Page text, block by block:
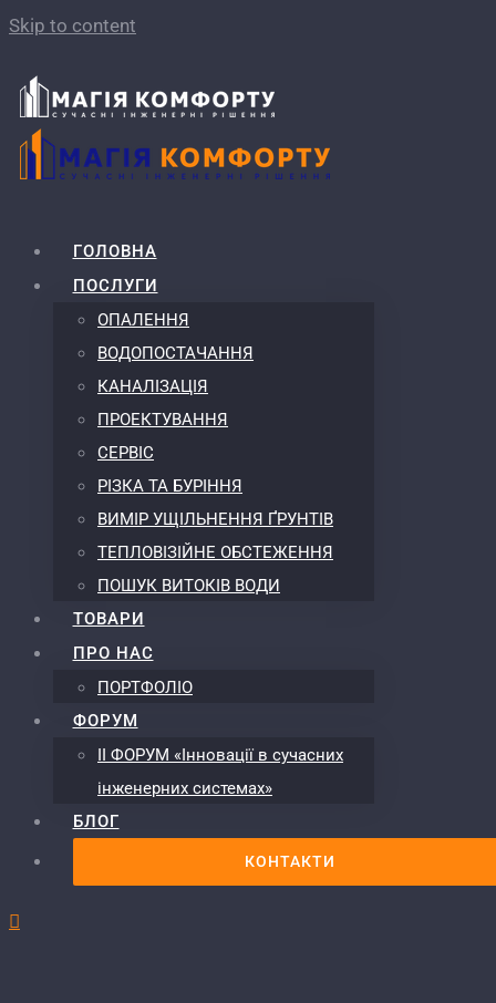
Skip to content
ГОЛОВНА
ПОСЛУГИ
ОПАЛЕННЯ
ВОДОПОСТАЧАННЯ
КАНАЛІЗАЦІЯ
ПРОЕКТУВАННЯ
СЕРВІС
РІЗКА ТА БУРІННЯ
ВИМІР УЩІЛЬНЕННЯ ҐРУНТІВ
ТЕПЛОВІЗІЙНЕ ОБСТЕЖЕННЯ
ПОШУК ВИТОКІВ ВОДИ
ТОВАРИ
ПРО НАС
ПОРТФОЛІО
ФОРУМ
ІІ ФОРУМ «Інновації в сучасних
інженерних системах»
БЛОГ
КОНТАКТИ